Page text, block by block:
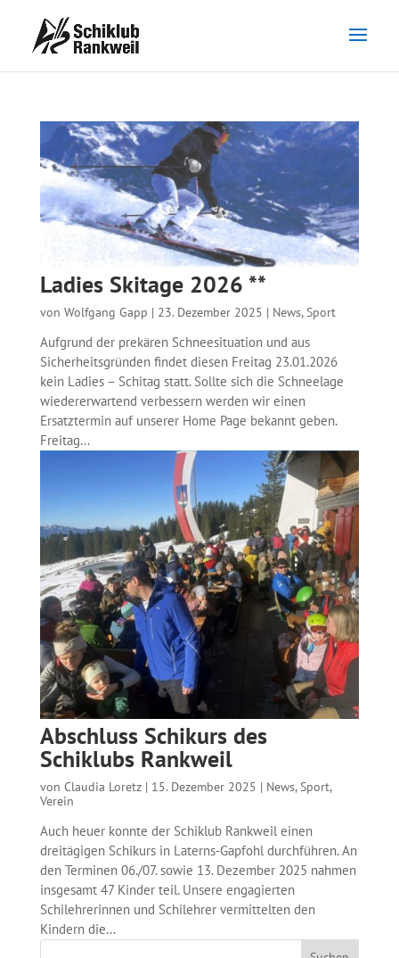
Ladies Skitage 2026 **
von Wolfgang Gapp | 23. Dezember 2025 | News,Sport
Aufgrund der prekären Schneesituation und aus
Sicherheitsgründen findet diesen Freitag 23.01.2026
kein Ladies – Schitag statt. Sollte sich die Schneelage
wiedererwartend verbessern werden wir einen
Ersatztermin auf unserer Home Page bekannt geben.
Freitag...
Abschluss Schikurs des
Schiklubs Rankweil
von Claudia Loretz| 15. Dezember 2025 | News,Sport,
Verein
Auch heuer konnte der Schiklub Rankweil einen
dreitägigen Schikurs in Laterns-Gapfohl durchführen. An
den Terminen 06./07. sowie 13. Dezember 2025 nahmen
insgesamt 47 Kinder teil. Unsere engagierten
Schilehrerinnen und Schilehrer vermittelten den
Kindern die...